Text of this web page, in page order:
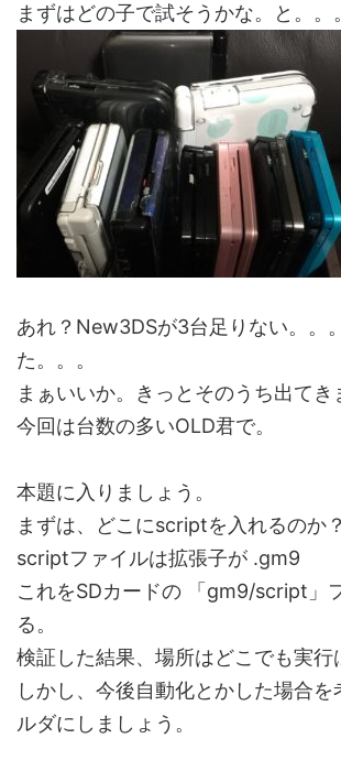
まずはどの子で試そうかな。と。。。
あれ？New3DSが3台足りない。。
た。。。
まぁいいか。きっとそのうち出てき
今回は台数の多いOLD君で。
本題に入りましょう。
まずは、どこにscriptを入れるのか？
scriptファイルは拡張子が .gm9
これをSDカードの 「gm9/script」
る。
検証した結果、場所はどこでも実行
しかし、今後自動化とかした場合を
ルダにしましょう。